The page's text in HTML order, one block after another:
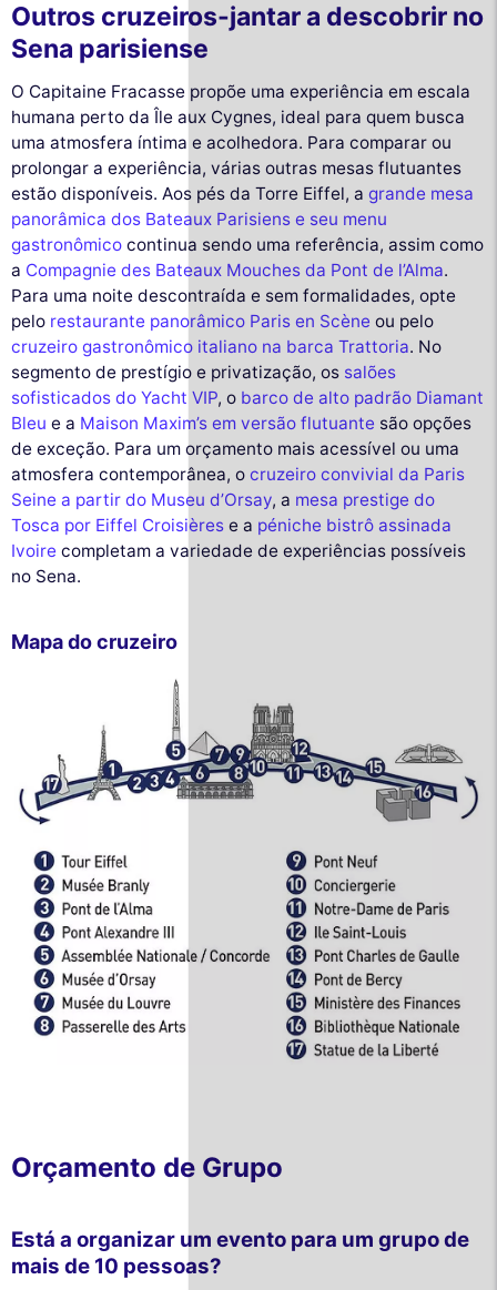
Outros cruzeiros-jantar a descobrir no
Sena parisiense
O Capitaine Fracasse propõe uma experiência em escala
humana perto da Île aux Cygnes, ideal para quem busca
uma atmosfera íntima e acolhedora. Para comparar ou
prolongar a experiência, várias outras mesas flutuantes
estão disponíveis. Aos pés da Torre Eiffel, a grande mesa
panorâmica dos Bateaux Parisiens e seu menu
gastronômico continua sendo uma referência, assim como
a Compagnie des Bateaux Mouches da Pont de l’Alma.
Para uma noite descontraída e sem formalidades, opte
pelo restaurante panorâmico Paris en Scène ou pelo
cruzeiro gastronômico italiano na barca Trattoria. No
segmento de prestígio e privatização, os salões
sofisticados do Yacht VIP, o barco de alto padrão Diamant
Bleu e a Maison Maxim’s em versão flutuante são opções
de exceção. Para um orçamento mais acessível ou uma
atmosfera contemporânea, o cruzeiro convivial da Paris
Seine a partir do Museu d’Orsay, a mesa prestige do
Tosca por Eiffel Croisières e a péniche bistrô assinada
Ivoire completam a variedade de experiências possíveis
no Sena.
Mapa do cruzeiro
Orçamento de Grupo
Está a organizar um evento para um grupo de
mais de 10 pessoas?